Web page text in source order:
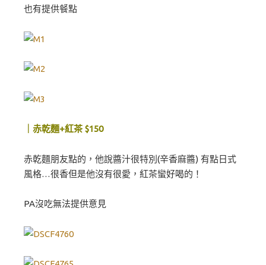
也有提供餐點
｜赤乾麵+紅茶 $150
赤乾麵朋友點的，他說醬汁很特別(辛香麻醬) 有點日式
風格…很香但是他沒有很愛，紅茶蠻好喝的！
PA沒吃無法提供意見